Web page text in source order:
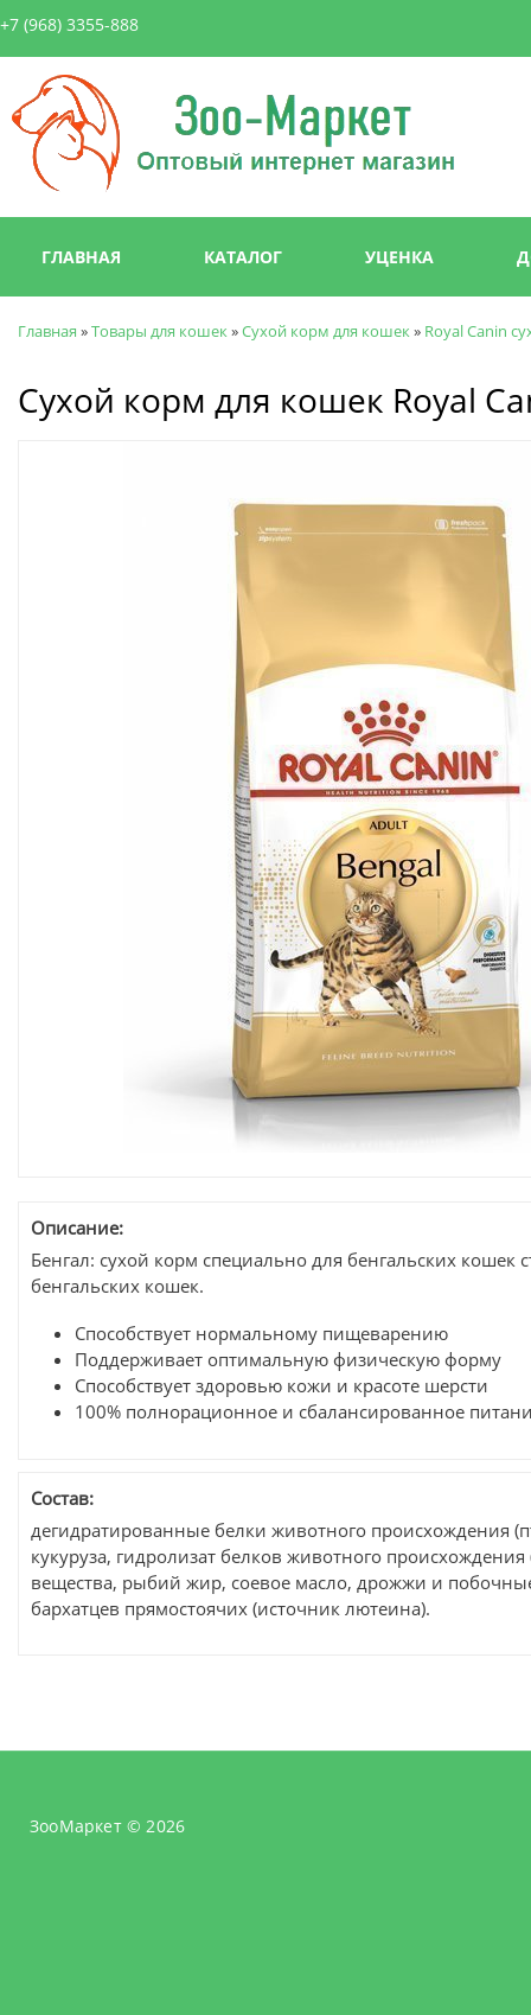
+7 (968) 3355-888
Зоо-
Маркет
Главное меню
ГЛАВНАЯ КАТАЛОГ УЦЕНКА
Главная »Товары для кошек»Сухой корм для кошек» Royal Canin
Сухой корм для кошек Royal
Описание:
Бенгал: сухой корм специально для бенгальских кошек
бенгальских кошек.
Способствует нормальному пищеварению
Поддерживает оптимальную физическую форму
Способствует здоровью кожи и красоте шерсти
100% полнорационное и сбалансированное
Состав:
дегидратированные белки животного происхождения
кукуруза, гидролизат белков животного
вещества, рыбий жир, соевое масло, дрожжи и
бархатцев прямостоячих (источник лютеина).
ЗооМаркет © 2026